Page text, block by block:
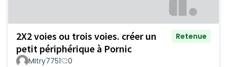
2X2 voies ou trois voies. créer un
petit périphérique à Pornic
Retenue
MItry7751 0